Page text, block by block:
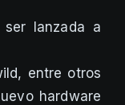
lanzada a
entre otros
hardware